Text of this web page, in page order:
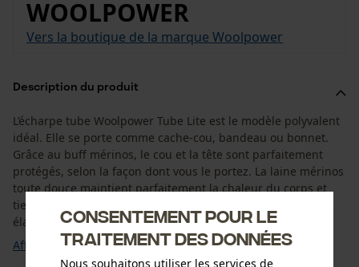
WOOLPOWER
Vers la boutique de la marque Woolpower
Description du produit
L’écharpe tube Woolpower Tube Lite est le modèle polyvalent
idéal. Elle se porte comme cache-cou, bandeau ou bonnet.
Grâce au buff mérinos, le cou et la tête sont parfaitement
protégés, selon la façon dont vous le portez. La laine mérinos
toute douce maintient parfaitement la chaleur du corps et
tient chaud, même en cas d’humidité. L’écharpe tube est
élastique et ...
Afficher plus
Consentement pour le
traitement des données
Nous souhaitons utiliser les services de